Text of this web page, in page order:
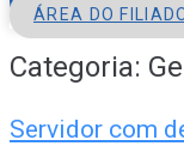
ÁREA DO
Categoria:
Servidor com